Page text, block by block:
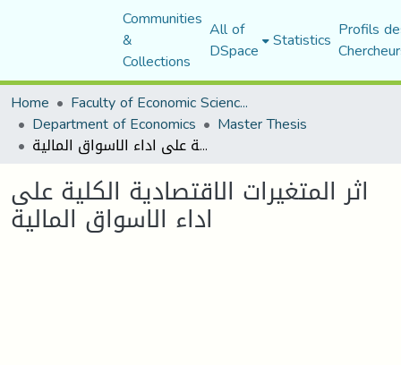
Communities
&
Collections
All of
DSpace Statistics Profils
Home
Faculty of Economic Sciences, Commerce and Management Sciences
Department of Economics Master Thesis
اثر المتغيرات الاقتصادية الكلية على اداء الاسواق المالية
اثر المتغيرات الاقتصادية الكلية على
اداء الاسواق المالية